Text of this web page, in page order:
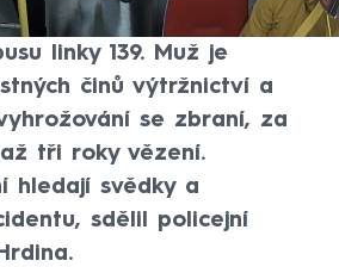
zbraní cestující v
linky 139. Muž je
činů výtržnictví a
se zbraní, za
tři roky vězení.
hledají svědky a
sdělil policejní